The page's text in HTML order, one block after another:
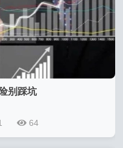
别踩坑
64